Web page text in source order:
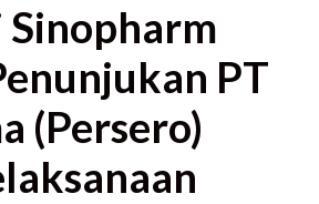
PT
(Persero)